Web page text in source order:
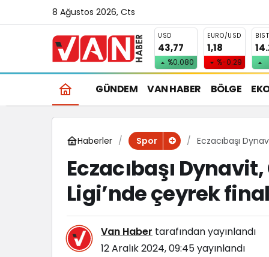
8 Ağustos 2026, Cts
USD
43,77
%0.080
EURO/USD
1,18
%-0.29
BIST
GÜNDEM VAN HABER BÖLGE
Haberler Spor Eczacıbaşı
Eczacıbaşı
Ligi’nde çeyrek
Van Haber tarafından yayınlandı
12 Aralık 2024, 09:45yayınlandı